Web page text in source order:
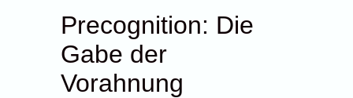
Precognition: Die
Gabe der
Vorahnung